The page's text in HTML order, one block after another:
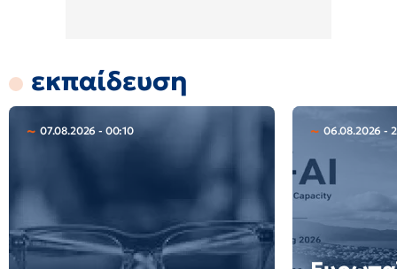
εκπαίδευση
07.08.2026 - 00:10 06.08.2026 -